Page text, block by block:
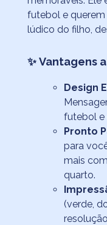
futebol e querem
lúdico do filho,
✨Vantagens
Design
futebol e
Pronto
para
mais
quarto.
(verde,